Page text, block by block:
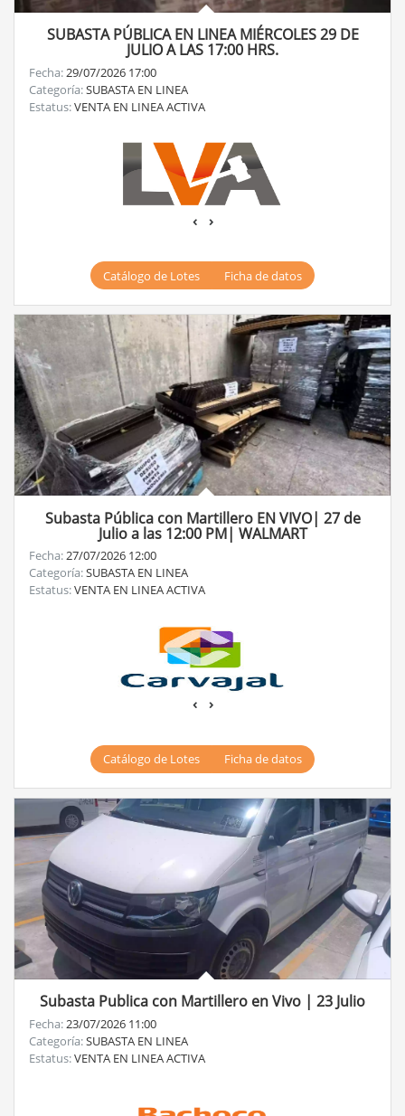
SUBASTA PÚBLICA EN LINEA MIÉRCOLES 29 DE
JULIO A LAS 17:00 HRS.
Fecha: 29/07/2026 17:00
Categoría:SUBASTA EN LINEA
Estatus:VENTA EN LINEA ACTIVA
‹ ›
Catálogo de Lotes Ficha de datos
Subasta Pública con Martillero EN VIVO| 27 de
Julio a las 12:00 PM| WALMART
Fecha:27/07/2026 12:00
Categoría:SUBASTA EN LINEA
Estatus:VENTA EN LINEA ACTIVA
‹ ›
Catálogo de Lotes Ficha de datos
Subasta Publica con Martillero en Vivo | 23 Julio
Fecha: 23/07/2026 11:00
Categoría:SUBASTA EN LINEA
Estatus:VENTA EN LINEA ACTIVA